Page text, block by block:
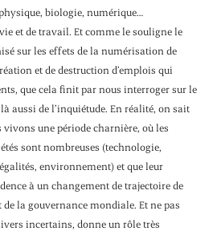
biologie, numérique…
et de travail. Et comme le souligne le
sur les effets de la numérisation de
et de destruction d’emplois qui
que cela finit par nous interroger sur le
aussi de l’inquiétude. En réalité, on sait
vivons une période charnière, où les
sont nombreuses (technologie,
environnement) et que leur
à un changement de trajectoire de
la gouvernance mondiale. Et ne pas
incertains, donne un rôle très